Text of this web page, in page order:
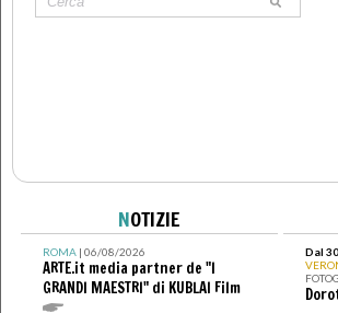
NOTIZIE
ROMA| 06/08/2026
ARTE.it media partner de "I
GRANDI MAESTRI" di KUBLAI Film
Dal